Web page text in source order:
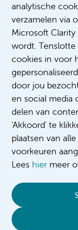
analytische
verzamelen via
Microsoft
wordt.
cookies in voor
door jou
en social media
delen van
'Akkoord' te
plaatsen van
voorkeuren
Lees hier meer
LinkTarget
Intro